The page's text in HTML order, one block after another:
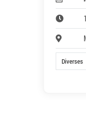
Diverses